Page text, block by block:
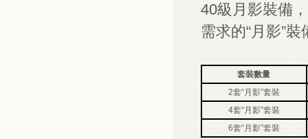
40級月影裝備
需求的“月影”
套裝數量
2套“月影”套裝
4套“月影”套裝
6套“月影”套裝